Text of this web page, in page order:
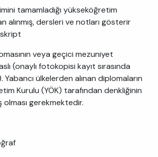
tamamladığı yükseköğretim
alınmış, dersleri ve notları gösterir
veya geçici mezuniyet
(onaylı fotokopisi kayıt sırasında
Yabancı ülkelerden alınan diplomaların
Kurulu (YÖK) tarafından denkliğinin
olması gerekmektedir.